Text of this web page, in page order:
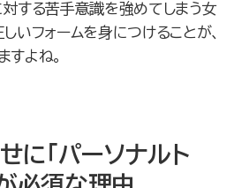
対する苦手意識を強めてしまう女
いフォームを身につけることが、
よね。
に「パーソナルト